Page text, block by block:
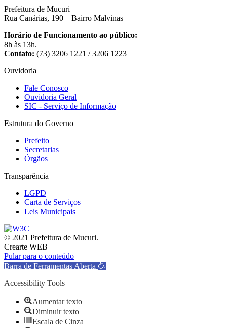
Prefeitura de Mucuri
Rua Canárias, 190 – Bairro Malvinas
Horário de Funcionamento ao público:
8h às 13h.
Contato: (73) 3206 1221 / 3206 1223
Ouvidoria
Fale Conosco
Ouvidoria Geral
SIC - Serviço de Informação
Estrutura do Governo
Prefeito
Secretarias
Órgãos
Transparência
LGPD
Carta de Serviços
Leis Municipais
© 2021 Prefeitura de Mucuri.
Crearte WEB
Pular para o conteúdo
Barra de Ferramentas Aberta
Accessibility Tools
Aumentar texto
Diminuir texto
Escala de Cinza